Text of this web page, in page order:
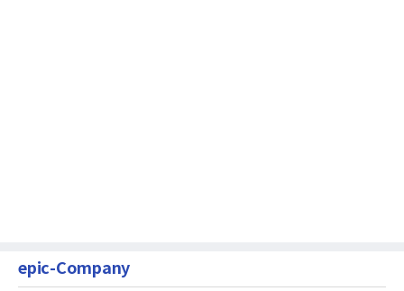
epic-Company